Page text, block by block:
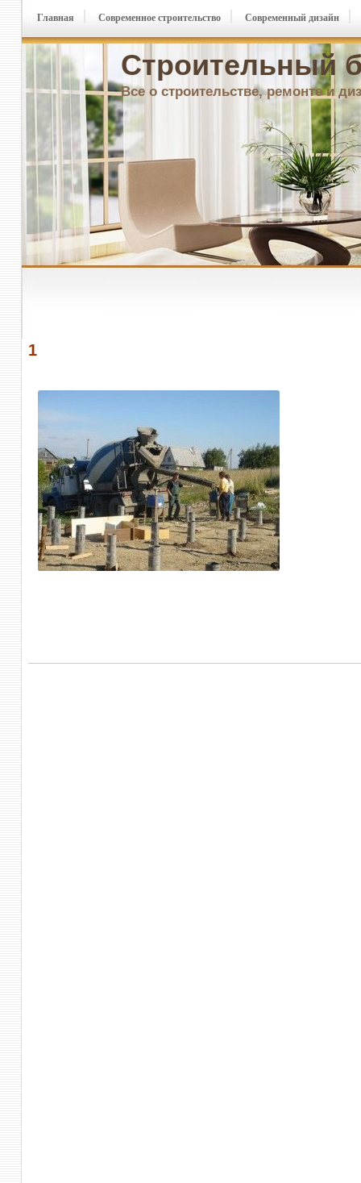
Строительный
Все о строительстве, ремонте и
Главная Современное строительство Современный дизайн
1